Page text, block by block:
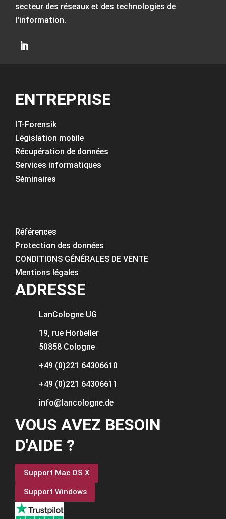
secteur des réseaux et des technologies de
l'information.
ENTREPRISE
IT-Forensik
Législation mobile
Récupération de données
Services informatiques
Séminaires
Références
Protection des données
CONDITIONS GÉNÉRALES DE VENTE
Mentions légales
ADRESSE
LanCologne UG
19, rue Horbeller
50858 Cologne
+49 (0)221 64306610
+49 (0)221 64306611
info@lancologne.de
VOUS AVEZ BESOIN
D'AIDE ?
Support Mac OS X
Support Windows